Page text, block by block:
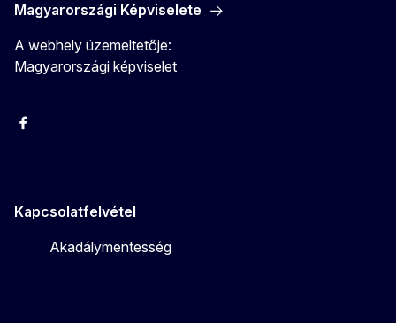
Magyarországi Képviselete
A webhely üzemeltetője:
Magyarországi képviselet
Facebook
Kapcsolatfelvétel
Akadálymentesség